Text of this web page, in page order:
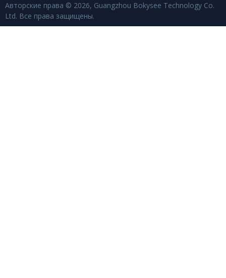
Авторские права © 2026, Guangzhou Bokysee Technology Co.
Ltd. Все права защищены.